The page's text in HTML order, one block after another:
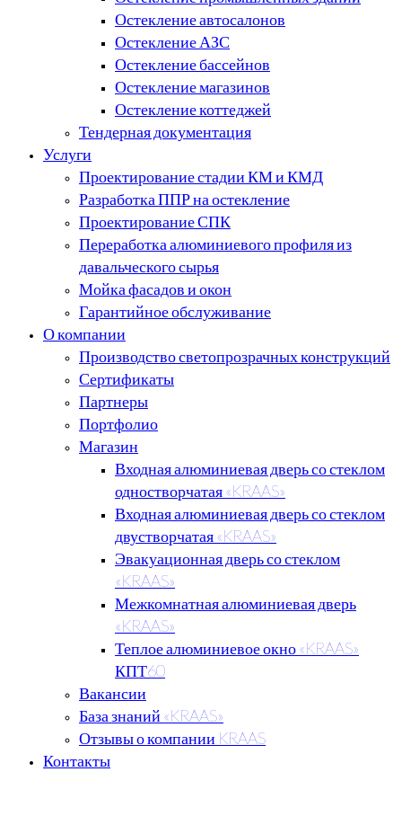
Остекление автосалонов
Остекление АЗС
Остекление бассейнов
Остекление магазинов
Остекление коттеджей
Тендерная документация
Услуги
Проектирование стадии КМ и КМД
Разработка ППР на остекление
Проектирование СПК
Переработка алюминиевого профиля из
давальческого сырья
Мойка фасадов и окон
Гарантийное обслуживание
О компании
Производство светопрозрачных конструкций
Сертификаты
Партнеры
Портфолио
Магазин
Входная алюминиевая дверь со стеклом
одностворчатая «KRAAS»
Входная алюминиевая дверь со стеклом
двустворчатая «KRAAS»
Эвакуационная дверь со стеклом
«KRAAS»
Межкомнатная алюминиевая дверь
«KRAAS»
Теплое алюминиевое окно «KRAAS»
КПТ60
Вакансии
База знаний «KRAAS»
Отзывы о компании KRAAS
Контакты